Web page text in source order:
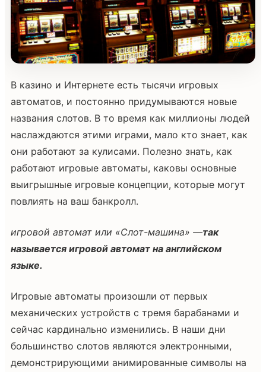
В казино и Интернете есть тысячи игровых
автоматов, и постоянно придумываются новые
названия слотов. В то время как миллионы людей
наслаждаются этими играми, мало кто знает, как
они работают за кулисами. Полезно знать, как
работают игровые автоматы, каковы основные
выигрышные игровые концепции, которые могут
повлиять на ваш банкролл.
игровой автомат или «Слот-машина» —так
называется игровой автомат на английском
языке.
Игровые автоматы произошли от первых
механических устройств с тремя барабанами и
сейчас кардинально изменились. В наши дни
большинство слотов являются электронными,
демонстрирующими анимированные символы на